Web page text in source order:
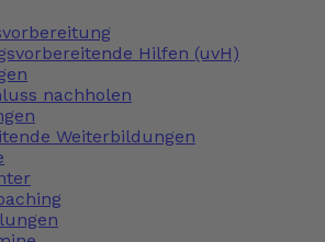
Hilfen (uvH)
nachholen
Weiterbildungen